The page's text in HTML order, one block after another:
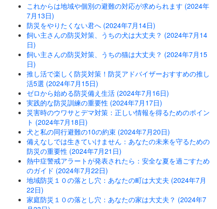
これからは地域や個別の避難の対応が求められます (2024年
7月13日)
防災をやりたくない君へ (2024年7月14日)
飼い主さんの防災対策、うちの犬は大丈夫？ (2024年7月14
日)
飼い主さんの防災対策、うちの猫は大丈夫？ (2024年7月15
日)
推し活で楽しく防災対策！防災アドバイザーおすすめの推し
活5選 (2024年7月15日)
ゼロから始める防災備え生活 (2024年7月16日)
実践的な防災訓練の重要性 (2024年7月17日)
災害時のウワサとデマ対策：正しい情報を得るためのポイン
ト (2024年7月18日)
犬と私の同行避難の10の約束 (2024年7月20日)
備えなしでは生きていけません：あなたの未来を守るための
防災の重要性 (2024年7月21日)
熱中症警戒アラートが発表されたら：安全な夏を過ごすため
のガイド (2024年7月22日)
地域防災１０の落とし穴：あなたの町は大丈夫 (2024年7月
22日)
家庭防災１０の落とし穴：あなたの家は大丈夫？ (2024年7